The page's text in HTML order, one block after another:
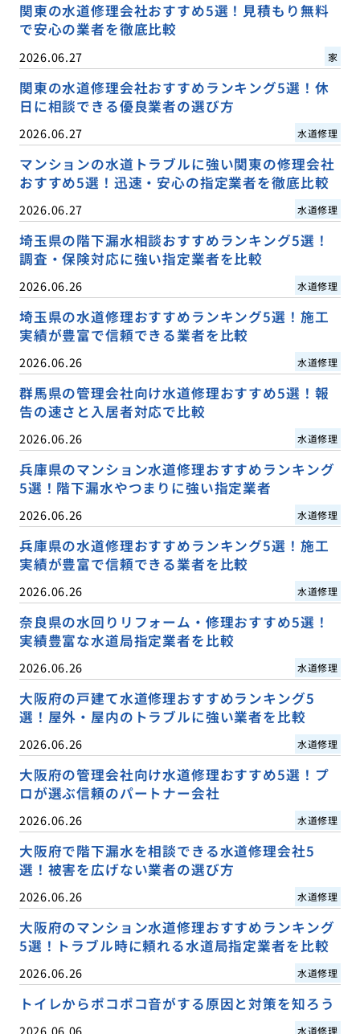
関東の水道修理会社おすすめ5選！見積もり無料
で安心の業者を徹底比較
2026.06.27 家
関東の水道修理会社おすすめランキング5選！休
日に相談できる優良業者の選び方
2026.06.27 水道修理
マンションの水道トラブルに強い関東の修理会社
おすすめ5選！迅速・安心の指定業者を徹底比較
2026.06.27 水道修理
埼玉県の階下漏水相談おすすめランキング5選！
調査・保険対応に強い指定業者を比較
2026.06.26 水道修理
埼玉県の水道修理おすすめランキング5選！施工
実績が豊富で信頼できる業者を比較
2026.06.26 水道修理
群馬県の管理会社向け水道修理おすすめ5選！報
告の速さと入居者対応で比較
2026.06.26 水道修理
兵庫県のマンション水道修理おすすめランキング
5選！階下漏水やつまりに強い指定業者
2026.06.26 水道修理
兵庫県の水道修理おすすめランキング5選！施工
実績が豊富で信頼できる業者を比較
2026.06.26 水道修理
奈良県の水回りリフォーム・修理おすすめ5選！
実績豊富な水道局指定業者を比較
2026.06.26 水道修理
大阪府の戸建て水道修理おすすめランキング5
選！屋外・屋内のトラブルに強い業者を比較
2026.06.26 水道修理
大阪府の管理会社向け水道修理おすすめ5選！プ
ロが選ぶ信頼のパートナー会社
2026.06.26 水道修理
大阪府で階下漏水を相談できる水道修理会社5
選！被害を広げない業者の選び方
2026.06.26 水道修理
大阪府のマンション水道修理おすすめランキング
5選！トラブル時に頼れる水道局指定業者を比較
2026.06.26 水道修理
トイレからポコポコ音がする原因と対策を知ろう
水道修理